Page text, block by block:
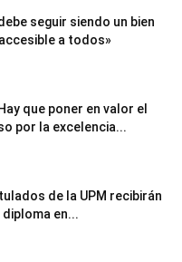
seguir siendo un bien
a todos»
que poner en valor el
por la excelencia...
de la UPM recibirán
diploma en...